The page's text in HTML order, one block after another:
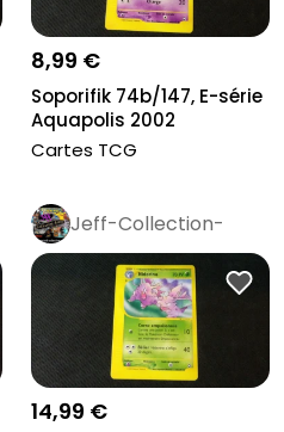
8,99 €
Soporifik 74b/147, E-série
Aquapolis 2002
Cartes TCG
Jeff-Collection-
Rétro Pro
14,99 €